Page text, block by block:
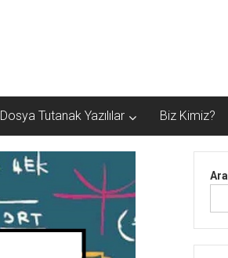
Dosya Tutanak Yazılılar Biz Kimiz?
Ara